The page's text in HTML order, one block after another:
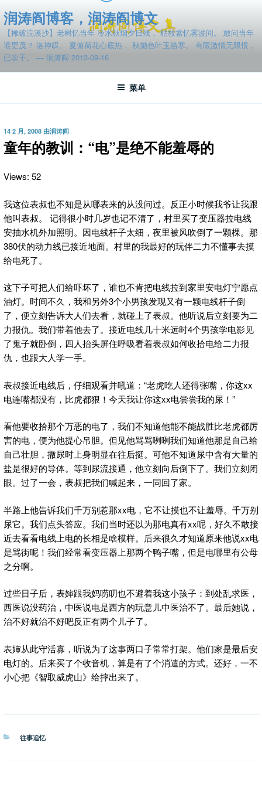
至
容
润涛阎博客，润涛阎博文
【摊破浣溪沙】老树忆当年 冷水秋烟夕日残， 枯枝索忆雾波间。 敢问当年
谁更茂？ 洛神叹。 夏俯荷花心底热， 秋抛色叶玉笛寒。 有限激情无限恨，
已吹干。 — 润涛阎 2013-09-16
菜单
发
布
于
14 2 月, 2008 由润涛阎
童年的教训：“电”是绝不能羞辱的
Views: 52
我这位表叔也不知是从哪表来的从没问过。反正小时候我爷让我跟
他叫表叔。 记得很小时几岁也记不清了，村里买了变压器拉电线
安抽水机外加照明。因电线杆子太细，夜里被风吹倒了一颗棵。那
380伏的动力线已接近地面。村里的我最好的玩伴二力不懂事去摸
给电死了。
这下子可把人们给吓坏了，谁也不肯把电线拉到家里安电灯宁愿点
油灯。时间不久，我和另外3个小男孩发现又有一颗电线杆子倒
了，便立刻告诉大人们去看，就碰上了表叔。他听说后立刻要为二
力报仇。我们带着他去了。接近电线几十米远时4个男孩学电影见
了鬼子就卧倒，四人抬头屏住呼吸看着表叔如何收拾电给二力报
仇，也跟大人学一手。
表叔接近电线后，仔细观看并吼道：“老虎吃人还得张嘴，你这xx
电连嘴都没有，比虎都狠！今天我让你这xx电尝尝我的尿！”
看他要收拾那个万恶的电了，我们不知道他能不能战胜比老虎都厉
害的电，便为他提心吊胆。但见他骂骂咧咧我们知道他那是自己给
自己壮胆，撒尿时上身明显在往后挺。可他不知道尿中含有大量的
盐是很好的导体。等到尿流接通，他立刻向后倒下了。我们立刻闭
眼。过了一会，表叔把我们喊起来，一同回了家。
半路上他告诉我们千万别惹那xx电，它不让摸也不让羞辱。千万别
尿它。我们点头答应。我们当时还以为那电真有xx呢，好久不敢接
近去看看电线上电的长相是啥模样。后来很久才知道原来他说xx电
是骂街呢！我们经常看变压器上那两个鸭子嘴，但是电哪里有公母
之分啊。
过些日子后，表婶跟我妈唠叨也不避着我这小孩子：到处乱求医，
西医说没药治，中医说电是西方的玩意儿中医治不了。最后她说，
治不好就治不好吧反正有两个儿子了。
表婶从此守活寡，听说为了这事两口子常常打架。他们家是最后安
电灯的。后来买了个收音机，算是有了个消遣的方式。还好，一不
小心把《智取威虎山》给摔出来了。
分
往事追忆